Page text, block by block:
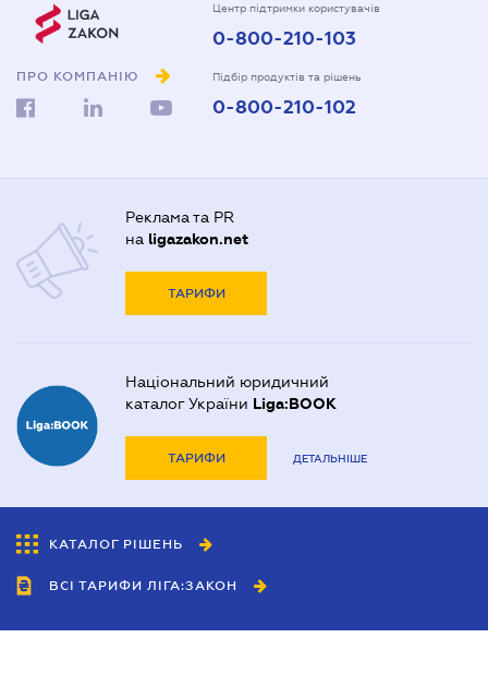
ПРО КОМПАНІЮ
Центр підтримки користувачів
0-800-210-103
Підбір продуктів та рішень
0-800-210-102
Реклама та PR
на ligazakon.net
ТАРИФИ
Національний юридичний
каталог України Liga:BOOK
ТАРИФИ ДЕТАЛЬНІШЕ
КАТАЛОГ РІШЕНЬ
ВСІ ТАРИФИ ЛІГА:ЗАКОН